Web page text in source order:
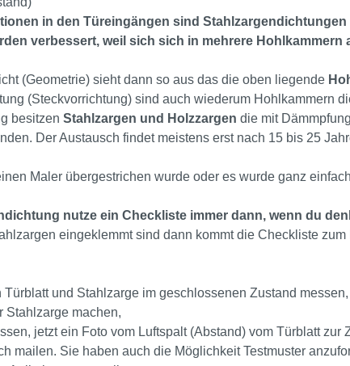
in den Türeingängen sind
verbessert, weil sich sich in mehrere
(Geometrie) sieht dann so aus das die oben liegende
(Steckvorrichtung) sind auch wiederum Hohlkammern
besitzen Stahlzargen und Holzzargen die mit
Der Austausch findet meistens erst nach 15 bis 25
Maler übergestrichen wurde oder es wurde ganz
nutze ein Checkliste immer dann, wenn du
eingeklemmt sind dann kommt die Checkliste
und Stahlzarge im geschlossenen Zustand messen,
Stahlzarge machen,
jetzt ein Foto vom Luftspalt (Abstand) vom Türblatt zur
mailen. Sie haben auch die Möglichkeit Testmuster